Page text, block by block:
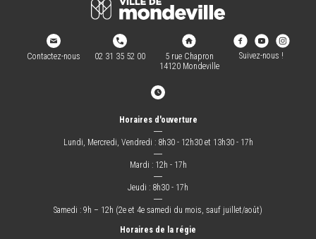
Contactez-nous 02 31 35 52 00
5 rue Chapron
14120 Mondeville
Suivez-nous !
Horaires d'ouverture
―
Lundi, Mercredi, Vendredi : 8h30 - 12h30 et 13h30 - 17h
―
Mardi : 12h - 17h
―
Jeudi : 8h30 - 17h
―
Samedi : 9h – 12h (2e et 4e samedi du mois, sauf juillet/août)
Horaires de la régie